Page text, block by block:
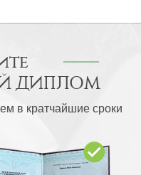
ДИПЛОМ
в кратчайшие сроки